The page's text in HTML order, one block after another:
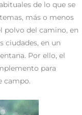
de lo que se
más o menos
polvo del camino, en
ciudades, en un
Por ello, el
para
campo.